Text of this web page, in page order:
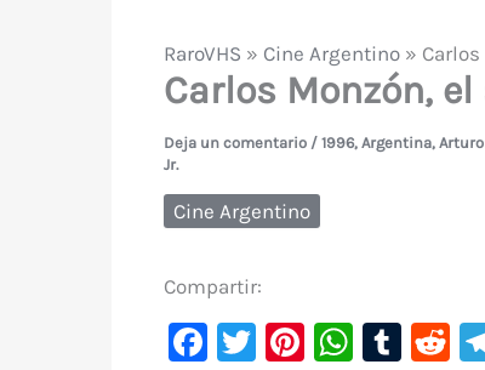
RaroVHS » Cine Argentino»
Carlos Monzón,
Deja un comentario / 1996, Argentina,
Jr.
Cine Argentino
Compartir:
F
T
Pi W T
R